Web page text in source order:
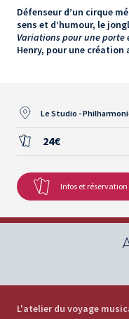
Défenseur d’un cirque
sens et d’humour, le
Variations pour une porte
Henry, pour une
Le Studio -
24€
Infos et réservation
L'atelier du voyage